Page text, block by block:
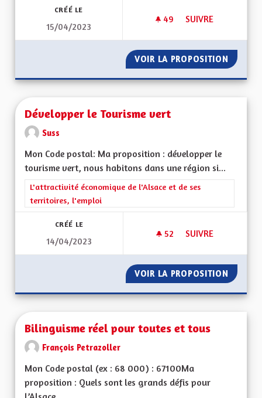
CRÉÉ LE
15/04/2023
49 49 ABONNÉS
SUIVRE
VOIR LA PROPOSITION
Développer le Tourisme vert
Suss
Mon Code postal: Ma proposition : développer le
tourisme vert, nous habitons dans une région si...
Filtrer les résultats de la catégorie : L'attractivité
L'attractivité économique de l'Alsace et de ses
territoires, l'emploi
CRÉÉ LE
14/04/2023
52 52 ABONNÉS
SUIVRE
VOIR LA PROPOSITION
Bilinguisme réel pour toutes et tous
François Petrazoller
Mon Code postal (ex : 68 000) : 67100Ma
proposition : Quels sont les grands défis pour